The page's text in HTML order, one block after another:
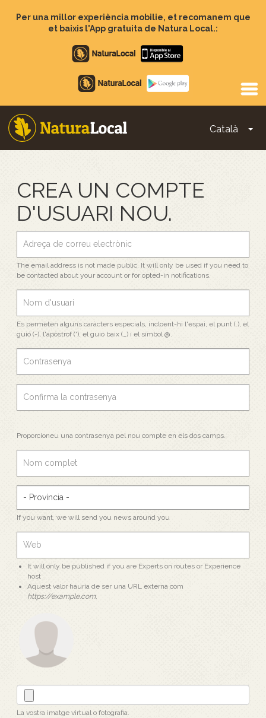
Per una millor experiència mobilie, et recomanem que
et baixis l'App gratuita de Natura Local.:
Apple
store
Google
Play
Català
Main
CREA UN COMPTE
D'USUARI NOU.
The email address is not made public. It will only be used if you need to
be contacted about your account or for opted-in notifications.
Es permeten alguns caràcters especials, incloent-hi l'espai, el punt (.), el
guió (-), l'apòstrof ('), el guió baix (_) i el símbol @.
Proporcioneu una contrasenya pel nou compte en els dos camps.
If you want, we will send you news around you
It will only be published if you are Experts on routes or Experience
host
Aquest valor hauria de ser una URL externa com
https://example.com.
La vostra imatge virtual o fotografia.